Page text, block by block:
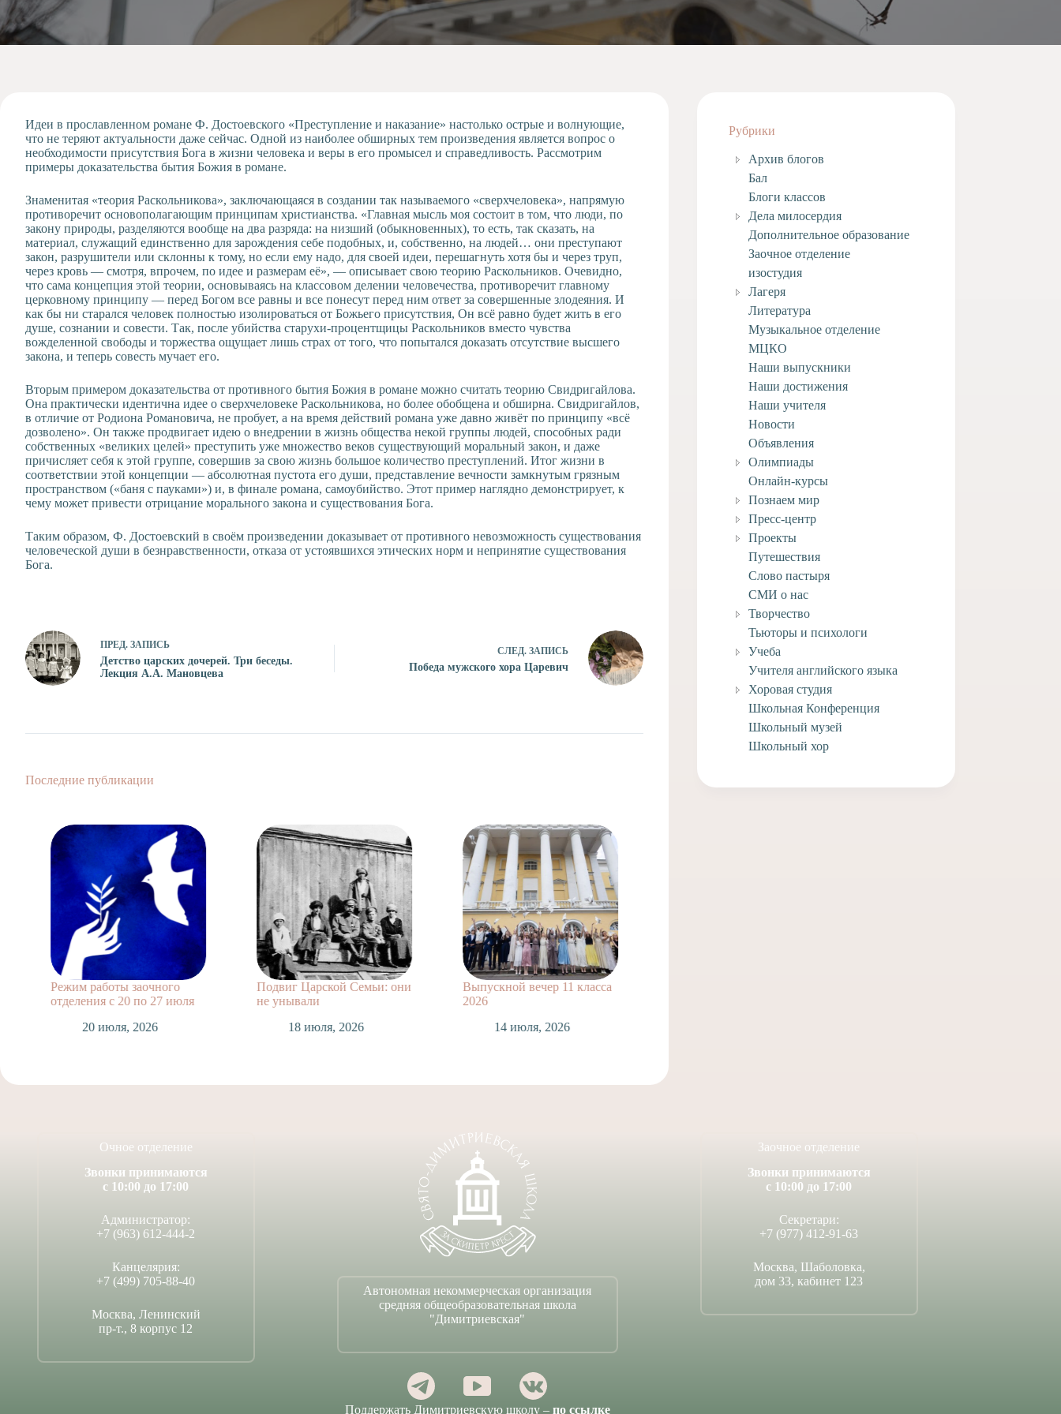
Проекты
отделение
Психологическая
Служба
служба
Идеи в прославленном романе Ф. Достоевского «Преступление и наказание» настолько острые и волнующие,
что не теряют актуальности даже сейчас. Одной из наиболее обширных тем произведения является вопрос о
необходимости присутствия Бога в жизни человека и веры в его промысел и справедливость. Рассмотрим
примеры доказательства бытия Божия в романе.
Знаменитая «теория Раскольникова», заключающаяся в создании так называемого «сверхчеловека», напрямую
противоречит основополагающим принципам христианства. «Главная мысль моя состоит в том, что люди, по
закону природы, разделяются вообще на два разряда: на низший (обыкновенных), то есть, так сказать, на
материал, служащий единственно для зарождения себе подобных, и, собственно, на людей… они преступают
закон, разрушители или склонны к тому, но если ему надо, для своей идеи, перешагнуть хотя бы и через труп,
через кровь — смотря, впрочем, по идее и размерам её», — описывает свою теорию Раскольников. Очевидно,
что сама концепция этой теории, основываясь на классовом делении человечества, противоречит главному
церковному принципу — перед Богом все равны и все понесут перед ним ответ за совершенные злодеяния. И
как бы ни старался человек полностью изолироваться от Божьего присутствия, Он всё равно будет жить в его
душе, сознании и совести. Так, после убийства старухи-процентщицы Раскольников вместо чувства
вожделенной свободы и торжества ощущает лишь страх от того, что попытался доказать отсутствие высшего
закона, и теперь совесть мучает его.
Вторым примером доказательства от противного бытия Божия в романе можно считать теорию Свидригайлова.
Она практически идентична идее о сверхчеловеке Раскольникова, но более обобщена и обширна. Свидригайлов,
в отличие от Родиона Романовича, не пробует, а на время действий романа уже давно живёт по принципу «всё
дозволено». Он также продвигает идею о внедрении в жизнь общества некой группы людей, способных ради
собственных «великих целей» преступить уже множество веков существующий моральный закон, и даже
причисляет себя к этой группе, совершив за свою жизнь большое количество преступлений. Итог жизни в
соответствии этой концепции — абсолютная пустота его души, представление вечности замкнутым грязным
пространством («баня с пауками») и, в финале романа, самоубийство. Этот пример наглядно демонстрирует, к
чему может привести отрицание морального закона и существования Бога.
Таким образом, Ф. Достоевский в своём произведении доказывает от противного невозможность существования
человеческой души в безнравственности, отказа от устоявшихся этических норм и непринятие существования
Бога.
ПРЕД. ЗАПИСЬ
Детство царских дочерей. Три беседы.
Лекция А.А. Мановцева
СЛЕД. ЗАПИСЬ
Победа мужского хора Царевич
Последние публикации
Режим работы заочного
отделения с 20 по 27 июля
20 июля, 2026
Подвиг Царской Семьи: они
не унывали
18 июля, 2026
Выпускной вечер 11 класса
2026
14 июля, 2026
Рубрики
Архив блогов
Бал
Блоги классов
Дела милосердия
Дополнительное образование
Заочное отделение
изостудия
Лагеря
Литература
Музыкальное отделение
МЦКО
Наши выпускники
Наши достижения
Наши учителя
Новости
Объявления
Олимпиады
Онлайн-курсы
Познаем мир
Пресс-центр
Проекты
Путешествия
Слово пастыря
СМИ о нас
Творчество
Тьюторы и психологи
Учеба
Учителя английского языка
Хоровая студия
Школьная Конференция
Школьный музей
Школьный хор
Очное отделение
Звонки принимаются
с 10:00 до 17:00
Администратор:
+7 (963) 612-444-2
Канцелярия:
+7 (499) 705-88-40
Москва, Ленинский
пр-т., 8 корпус 12
Автономная некоммерческая организация
средняя общеобразовательная школа
"Димитриевская"
Заочное отделение
Звонки принимаются
с 10:00 до 17:00
Секретари:
+7 (977) 412-91-63
Москва, Шаболовка,
дом 33, кабинет 123
Поддержать Димитриевскую школу – по ссылке